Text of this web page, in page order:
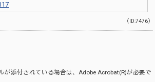
（ID:7476）
が添付されている場合は、Adobe Acrobat(R)が必要で